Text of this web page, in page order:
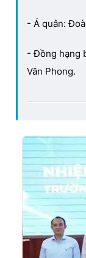
- Á quân:
- Đồng hạng
Văn Phong.